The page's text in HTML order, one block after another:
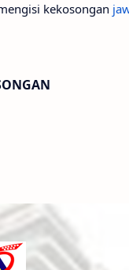
kekosongan